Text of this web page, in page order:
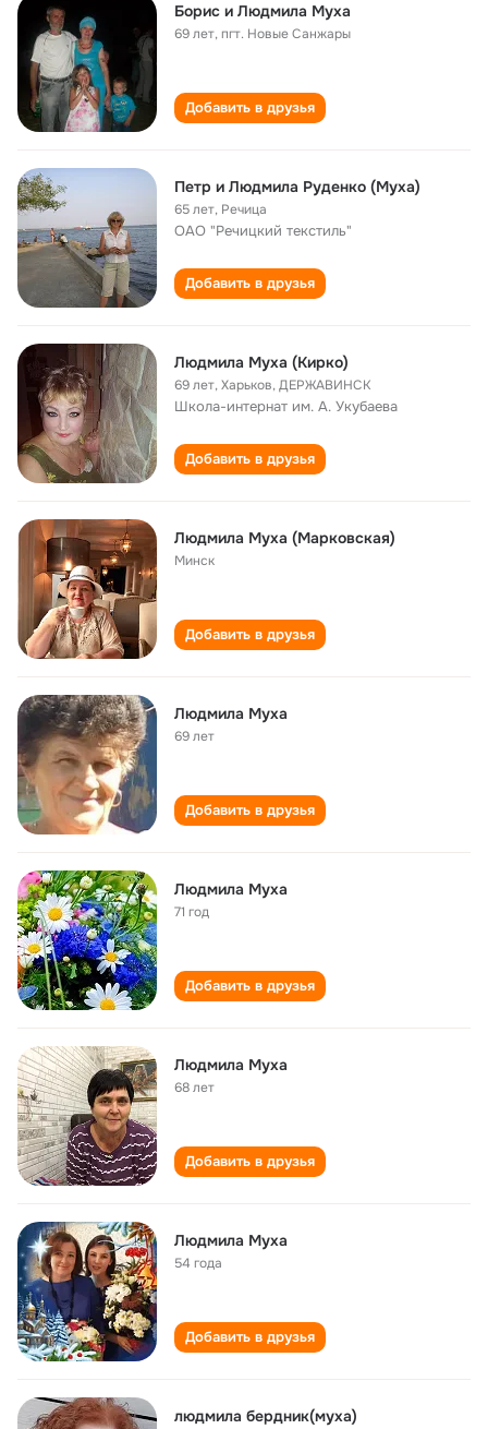
Борис и Людмила Муха
69 лет,пгт. Новые Санжары
Добавить в друзья
Петр и Людмила Руденко (Муха)
65 лет, Речица
ОАО "Речицкий текстиль"
Добавить в друзья
Людмила Муха (Кирко)
69 лет,Харьков, ДЕРЖАВИНСК
Школа-интернат им. А. Укубаева
Добавить в друзья
Людмила Муха (Марковская)
Минск
Добавить в друзья
Людмила Муха
69 лет
Добавить в друзья
Людмила Муха
71 год
Добавить в друзья
Людмила Муха
68 лет
Добавить в друзья
Людмила Муха
54 года
Добавить в друзья
людмила бердник(муха)